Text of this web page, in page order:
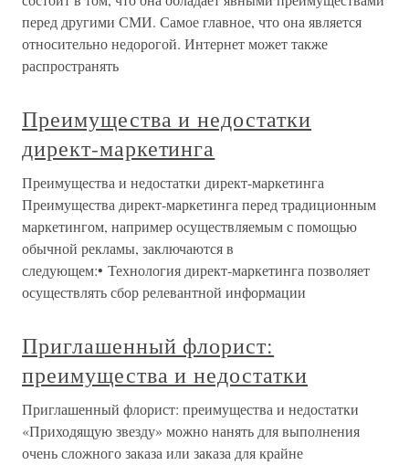
перед другими СМИ. Самое главное, что она является
относительно недорогой. Интернет может также
распространять
Преимущества и недостатки
директ-маркетинга
Преимущества и недостатки директ-маркетинга
Преимущества директ-маркетинга перед традиционным
маркетингом, например осуществляемым с помощью
обычной рекламы, заключаются в
следующем:• Технология директ-маркетинга позволяет
осуществлять сбор релевантной информации
Приглашенный флорист:
преимущества и недостатки
Приглашенный флорист: преимущества и недостатки
«Приходящую звезду» можно нанять для выполнения
очень сложного заказа или заказа для крайне